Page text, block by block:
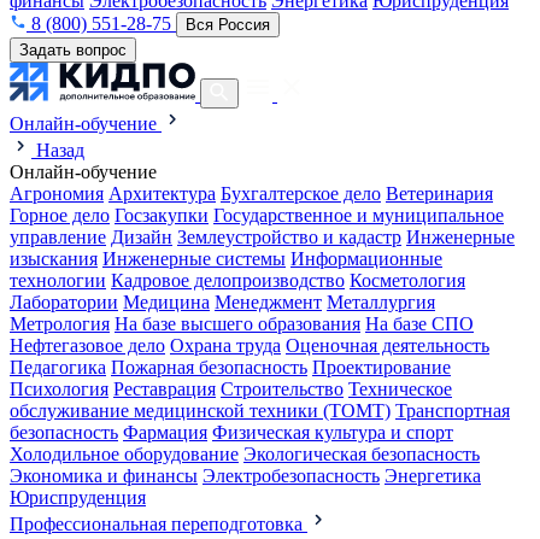
8 (800) 551-28-75
Вся Россия
Задать вопрос
Онлайн-обучение
Назад
Онлайн-обучение
Агрономия Архитектура Бухгалтерское дело Ветеринария
Горное дело Госзакупки Государственное и муниципальное
управление Дизайн Землеустройство и кадастр Инженерные
изыскания Инженерные системы Информационные
технологии Кадровое делопроизводство Косметология
Лаборатории Медицина Менеджмент Металлургия
Метрология На базе высшего образования На базе СПО
Нефтегазовое дело Охрана труда Оценочная деятельность
Педагогика Пожарная безопасность Проектирование
Психология Реставрация Строительство Техническое
обслуживание медицинской техники (ТОМТ) Транспортная
безопасность Фармация Физическая культура и спорт
Холодильное оборудование Экологическая безопасность
Экономика и финансы Электробезопасность Энергетика
Юриспруденция
Профессиональная переподготовка